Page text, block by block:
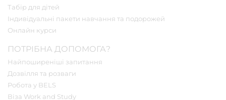
Табір для дітей
Індивідуальні пакети навчання та подорожей
Онлайн курси
ПОТРІБНА ДОПОМОГА?
Найпоширеніші запитання
Дозвілля та розваги
Робота у BELS
Віза Work and Study